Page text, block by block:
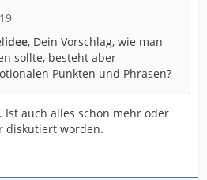
idee, Dein Vorschlag, wie man
sollte, besteht aber
Punkten und Phrasen?
auch alles schon mehr oder
diskutiert worden.